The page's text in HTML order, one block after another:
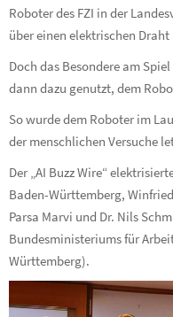
Roboter des FZI in der
über einen elektrischen
Doch das Besondere am
dann dazu genutzt, dem
So wurde dem Roboter im
der menschlichen Versuche
Der „AI Buzz Wire“
Baden-Württemberg,
Parsa Marvi und Dr. Nils
Bundesministeriums für
Württemberg).